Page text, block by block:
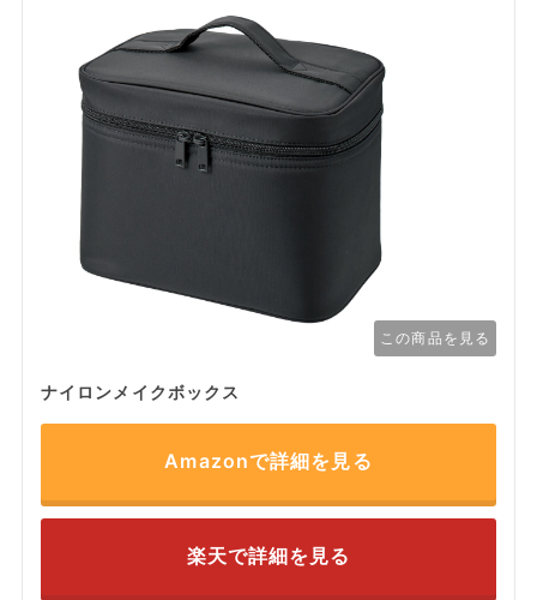
この商品を見る
ナイロンメイクボックス
Amazonで詳細を見る
楽天で詳細を見る